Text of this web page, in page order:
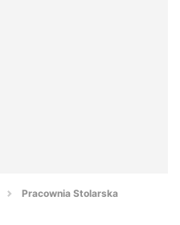
Pracownia Stolarska